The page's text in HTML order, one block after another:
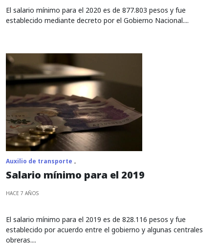
El salario mínimo para el 2020 es de 877.803 pesos y fue
establecido mediante decreto por el Gobierno Nacional....
Auxilio de transporte
Salario mínimo para el 2019
HACE 7 AÑOS
El salario mínimo para el 2019 es de 828.116 pesos y fue
establecido por acuerdo entre el gobierno y algunas centrales
obreras....